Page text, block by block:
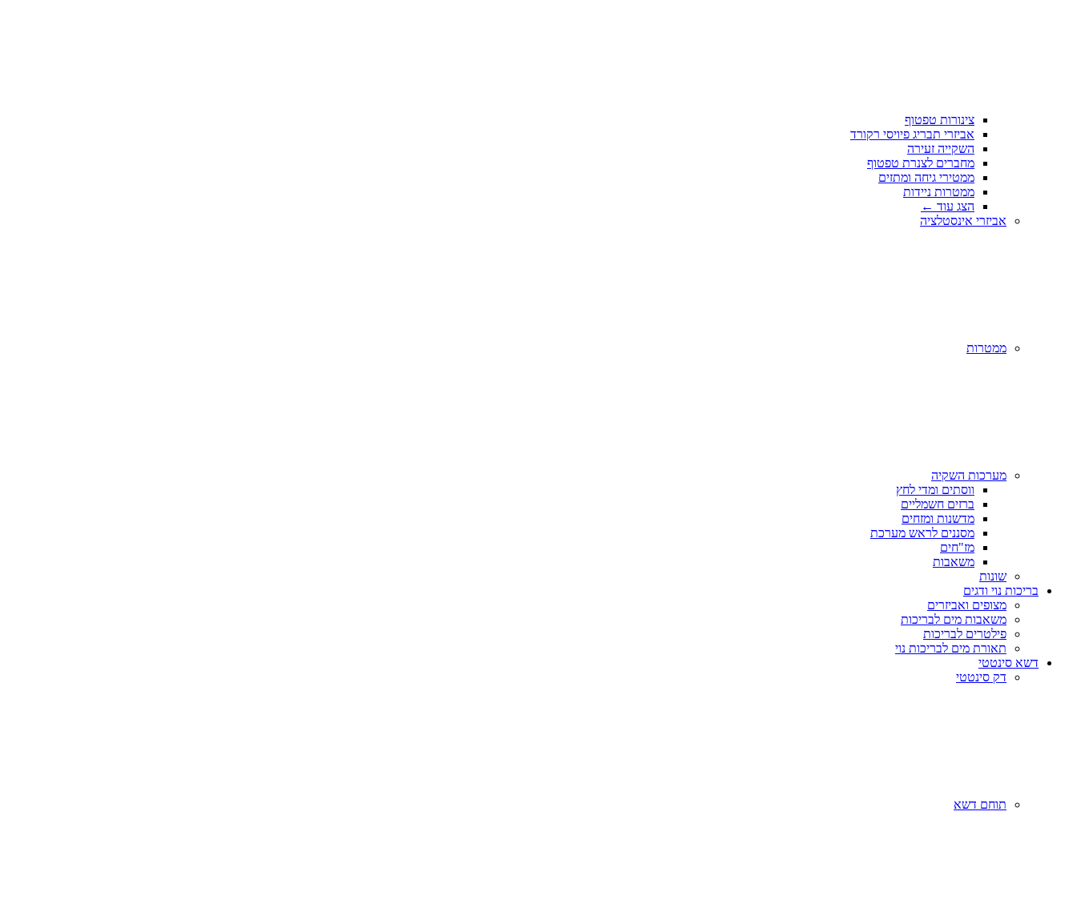
צינורות טפטוף
אביזרי תבריג פיויסי רקורד
השקייה זעירה
מחברים לצנרת טפטוף
ממטירי גיחה ומתזים
ממטרות ניידות
הצג עוד ←
אביזרי אינסטלציה
ממטרות
מערכות השקיה
ווסתים ומדי לחץ
ברזים חשמליים
מדשנות ומזחים
מסננים לראש מערכת
מז"חים
משאבות
שונות
בריכות נוי ודגים
מצופים ואביזרים
משאבות מים לבריכות
פילטרים לבריכות
תאורת מים לבריכות נוי
דשא סינטטי
דק סינטטי
תוחם דשא